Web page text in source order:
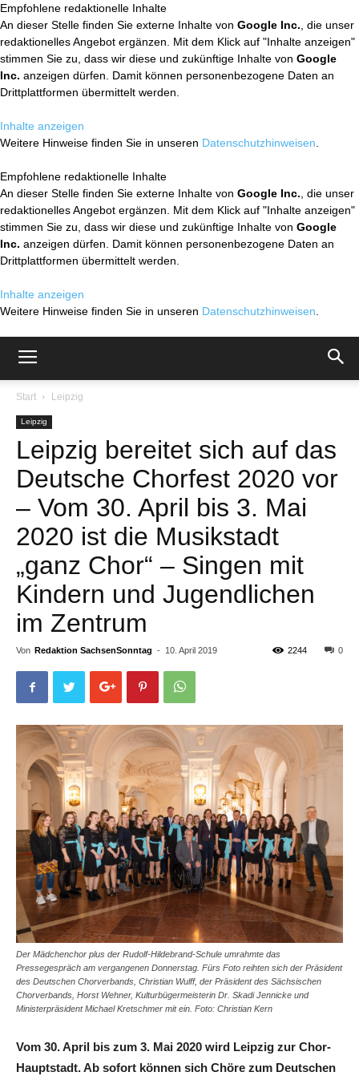
Empfohlene redaktionelle Inhalte
An dieser Stelle finden Sie externe Inhalte von Google Inc. , die unser
redaktionelles Angebot ergänzen. Mit dem Klick auf "Inhalte anzeigen"
stimmen Sie zu, dass wir diese und zukünftige Inhalte von Google
Inc. anzeigen dürfen. Damit können personenbezogene Daten an
Drittplattformen übermittelt werden.
Inhalte anzeigen
Weitere Hinweise finden Sie in unseren Datenschutzhinweisen
Empfohlene redaktionelle Inhalte
An dieser Stelle finden Sie externe Inhalte von Google Inc. , die unser
redaktionelles Angebot ergänzen. Mit dem Klick auf "Inhalte anzeigen"
stimmen Sie zu, dass wir diese und zukünftige Inhalte von Google
Inc. anzeigen dürfen. Damit können personenbezogene Daten an
Drittplattformen übermittelt werden.
Inhalte anzeigen
Weitere Hinweise finden Sie in unseren Datenschutzhinweisen
Start Leipzig
Leipzig
Leipzig bereitet sich auf das
Deutsche Chorfest 2020 vor
– Vom 30. April bis 3. Mai
2020 ist die Musikstadt
„ganz Chor“ – Singen mit
Kindern und Jugendlichen
im Zentrum
Von Redaktion SachsenSonntag - 10. April 2019 0
2244
Der Mädchenchor plus der Rudolf-Hildebrand-Schule umrahmte das
Pressegespräch am vergangenen Donnerstag. Fürs Foto reihten sich der Präsident
des Deutschen Chorverbands, Christian Wulff, der Präsident des Sächsischen
Chorverbands, Horst Wehner, Kulturbügermeisterin Dr. Skadi Jennicke und
Ministerpräsident Michael Kretschmer mit ein. Foto: Christian Kern
Vom 30. April bis zum 3. Mai 2020 wird Leipzig zur Chor-
Hauptstadt. Ab sofort können sich Chöre zum Deutschen